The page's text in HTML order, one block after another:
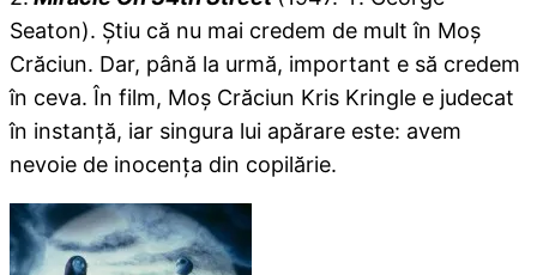
Seaton). Ştiu că nu mai credem de mult în Moş
Crăciun. Dar, până la urmă, important e să credem
în ceva. În film, Moş Crăciun Kris Kringle e judecat
în instanţă, iar singura lui apărare este: avem
nevoie de inocenţa din copilărie.